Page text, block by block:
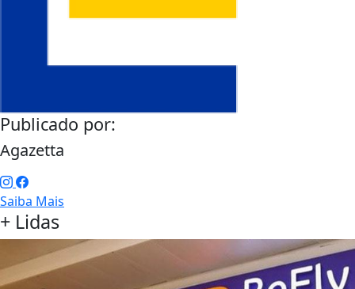
Publicado por:
Agazetta
Saiba Mais
+ Lidas